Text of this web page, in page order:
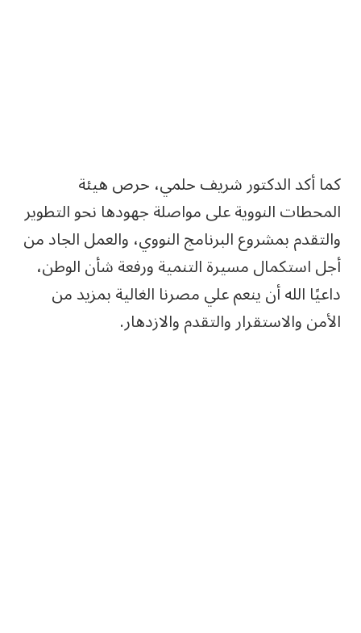
كما أكد الدكتور شريف حلمي، حرص هيئة
المحطات النووية على مواصلة جهودها نحو التطوير
والتقدم بمشروع البرنامج النووي، والعمل الجاد من
أجل استكمال مسيرة التنمية ورفعة شأن الوطن،
داعيًا الله أن ينعم علي مصرنا الغالية بمزيد من
الأمن والاستقرار والتقدم والازدهار.